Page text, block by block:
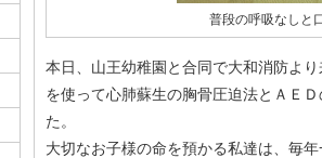
普段の呼吸なしと
本日、山王幼稚園と合同で大和消防よ
を使って心肺蘇生の胸骨圧迫法とＡＥ
た。
大切なお子様の命を預かる私達は、毎